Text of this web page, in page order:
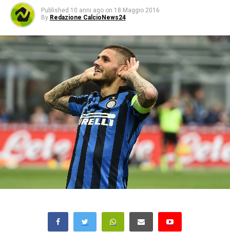
Published 10 anni ago on 18 Maggio 2016
By Redazione CalcioNews24